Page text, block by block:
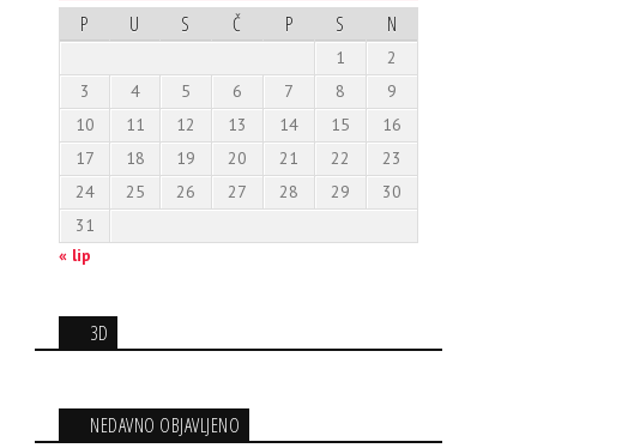
P U S Č P S N
1
2
3
4 5 6 7 8
9
10
11 12 13 14 15
16
17
18 19 20 21 22
23
24
25 26 27 28 29
30
31
« lip
3D
NEDAVNO OBJAVLJENO